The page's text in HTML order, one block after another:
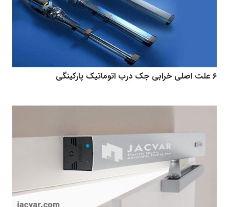
۶ علت اصلی خرابی جک درب اتوماتیک پارکینگی